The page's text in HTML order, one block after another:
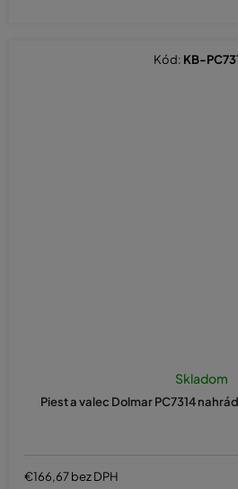
Piest a valec Dolmar PC7314
Skladom
€166,67 bez DPH
Kód: KB-